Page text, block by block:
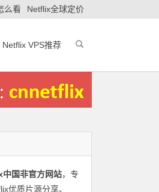
么看 Netflix全球定价
Netflix VPS推荐
国非官方网站，专
优质片源分享、